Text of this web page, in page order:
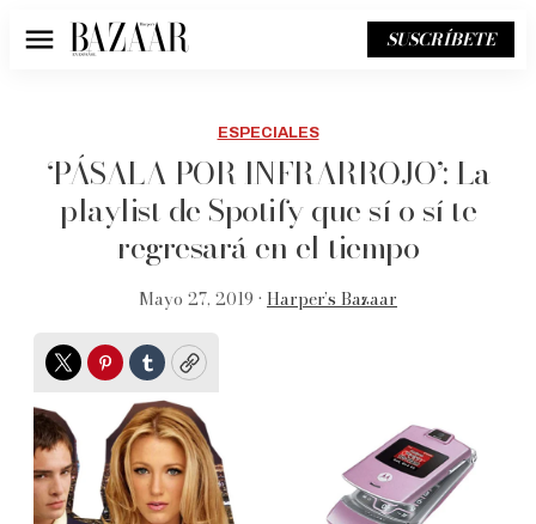
Menú SUSCRÍBETE
ESPECIALES
‘PÁSALA POR INFRARROJO’: La
playlist de Spotify que sí o sí te
regresará en el tiempo
Mayo 27, 2019 • Harper’s Bazaar
TwitterPinterest
TumblrCopy